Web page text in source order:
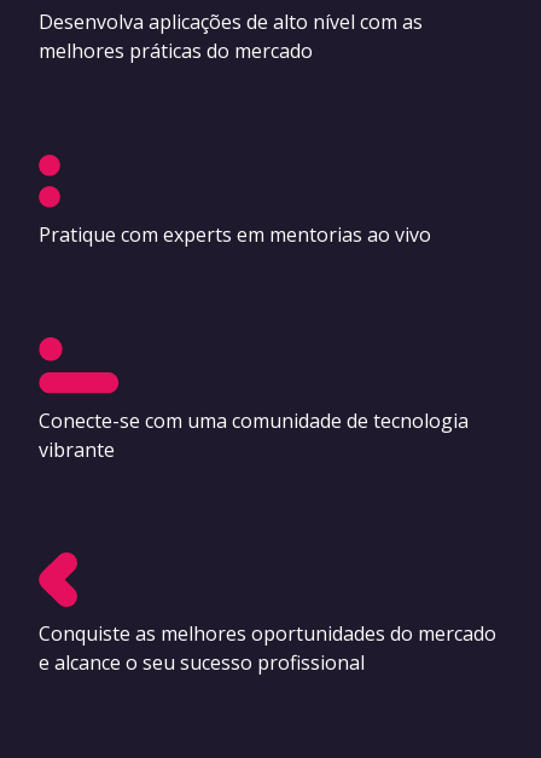
Desenvolva aplicações de alto nível com as
melhores práticas do mercado
Pratique com experts em mentorias ao vivo
Conecte-se com uma comunidade de tecnologia
vibrante
Conquiste as melhores oportunidades do mercado
e alcance o seu sucesso profissional